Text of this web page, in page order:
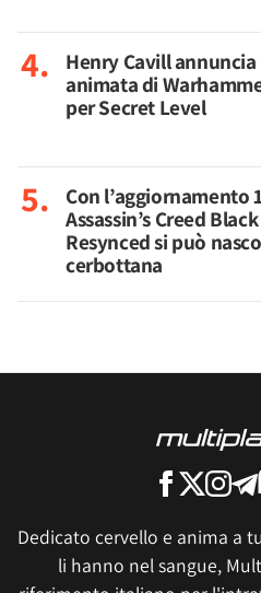
Henry Cavill annuncia
animata di
per Secret Level
Con l’aggiornamento
Assassin’s Creed
Resynced si può
cerbottana
Dedicato cervello e anima a
li hanno nel sangue,